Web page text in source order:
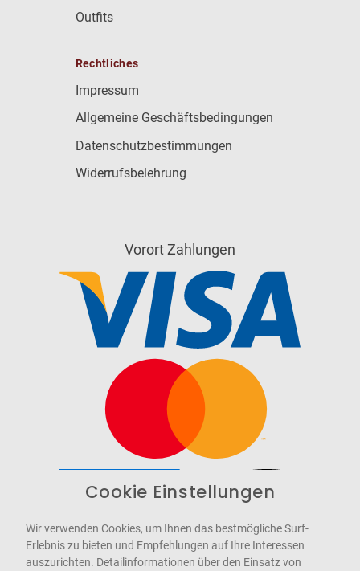
Outfits
Rechtliches
Impressum
Allgemeine Geschäftsbedingungen
Datenschutzbestimmungen
Widerrufsbelehrung
Vorort Zahlungen
WCAG-2.1-AA
Cookie Einstellungen
Wir verwenden Cookies, um Ihnen das bestmögliche Surf-
Erlebnis zu bieten und Empfehlungen auf Ihre Interessen
auszurichten. Detailinformationen über den Einsatz von